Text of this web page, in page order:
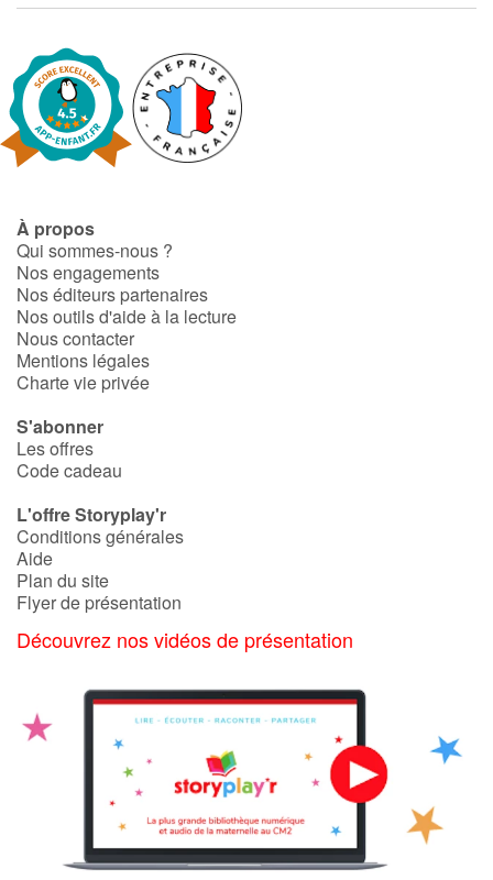
À propos
Qui sommes-nous ?
Nos engagements
Nos éditeurs partenaires
Nos outils d'aide à la lecture
Nous contacter
Mentions légales
Charte vie privée
S'abonner
Les offres
Code cadeau
L'offre Storyplay'r
Conditions générales
Aide
Plan du site
Flyer de présentation
Découvrez nos vidéos de présentation